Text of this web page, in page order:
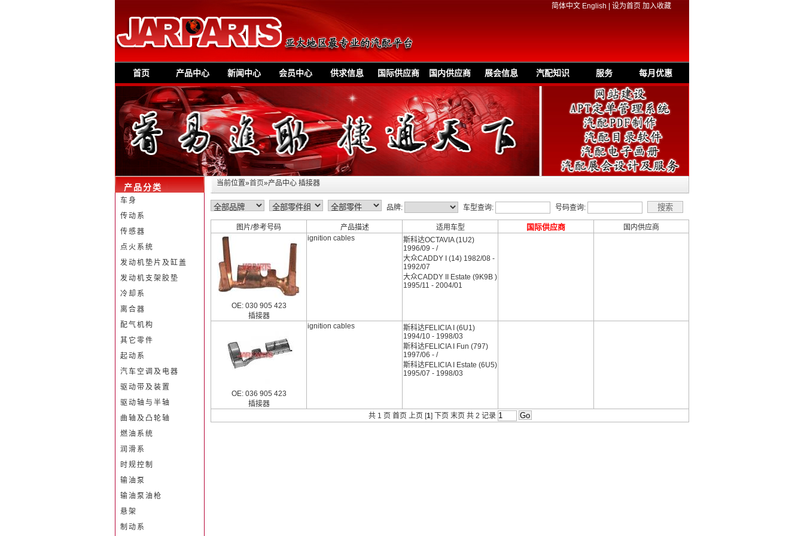
简体中文 English 设为首页 加入收藏
首页 产品中心 新闻中心 会员中心 供求信息 国际供应商 国内供应商 展会信息 汽配知识 服务 每月优惠
当前位置»首页»产品中心 插接器
品牌: 车型查询: 号码查询:
图片/参考号码 产品描述 适用车型 国际供应商 国内供应商
OE: 030 905 423
插接器
ignition cables
斯科达OCTAVIA (1U2)
1996/09 - /
大众CADDY I (14) 1982/08 -
1992/07
大众CADDY II Estate (9K9B )
1995/11 - 2004/01
OE: 036 905 423
插接器
ignition cables
斯科达FELICIA I (6U1)
1994/10 - 1998/03
斯科达FELICIA I Fun (797)
1997/06 - /
斯科达FELICIA I Estate (6U5)
1995/07 - 1998/03
共 1 页 首页 上页 [1] 下页 末页 共 2 记录
产品分类
车身
传动系
传感器
点火系统
发动机垫片及缸盖
发动机支架胶垫
冷却系
离合器
配气机构
其它零件
起动系
汽车空调及电器
驱动带及装置
驱动轴与半轴
曲轴及凸轮轴
燃油系统
润滑系
时规控制
输油泵
输油泵油枪
悬架
制动系